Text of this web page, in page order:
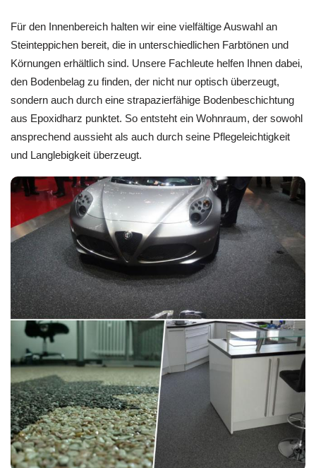
Für den Innenbereich halten wir eine vielfältige Auswahl an
Steinteppichen bereit, die in unterschiedlichen Farbtönen und
Körnungen erhältlich sind. Unsere Fachleute helfen Ihnen dabei,
den Bodenbelag zu finden, der nicht nur optisch überzeugt,
sondern auch durch eine strapazierfähige Bodenbeschichtung
aus Epoxidharz punktet. So entsteht ein Wohnraum, der sowohl
ansprechend aussieht als auch durch seine Pflegeleichtigkeit
und Langlebigkeit überzeugt.